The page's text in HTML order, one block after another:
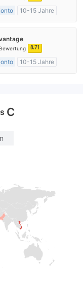
10-15 Jahre
Making (MM)
8.71
10-15 Jahre
C